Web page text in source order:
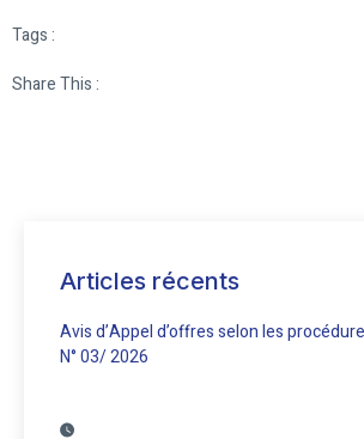
Tags :
Share This :
Articles récents
Avis d’Appel d’offres selon les
N° 03/ 2026